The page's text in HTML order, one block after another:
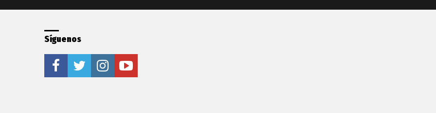
Síguenos
facebooktwitter instagramyoutube